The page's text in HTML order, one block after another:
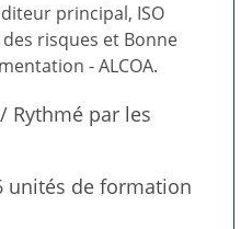
principal, ISO
risques et Bonne
- ALCOA.
Rythmé par les
unités de formation